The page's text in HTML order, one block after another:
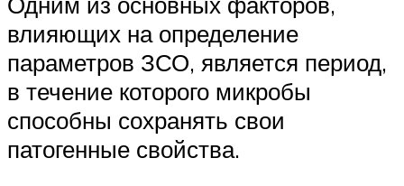
влияющих на определение
параметров ЗСО, является период,
в течение которого микробы
способны сохранять свои
патогенные свойства.